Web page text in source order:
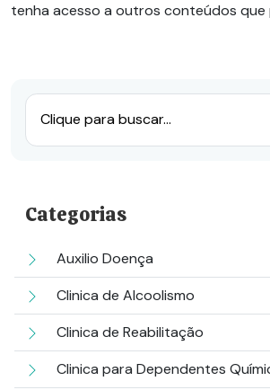
tenha acesso a outros conteúdos que
Clique para buscar...
Categorias
Auxilio Doença
Clinica de Alcoolismo
Clinica de Reabilitação
Clinica para Dependentes